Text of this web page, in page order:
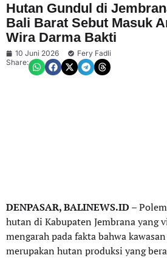
Hutan Gundul di
Bali Barat Sebut Masuk
Wira Darma Bakti
10 Juni 2026
Fery Fadli
Share:
DENPASAR, BALINEWS.ID–
hutan di Kabupaten Jembrana yang
mengarah pada fakta bahwa
merupakan hutan produksi yang